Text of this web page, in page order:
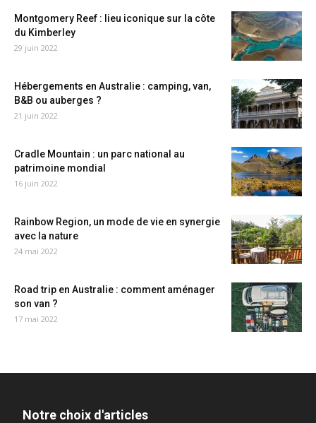
Montgomery Reef : lieu iconique sur la côte
du Kimberley
29 juin 2022
Hébergements en Australie : camping, van,
B&B ou auberges ?
21 juin 2022
Cradle Mountain : un parc national au
patrimoine mondial
16 juin 2022
Rainbow Region, un mode de vie en synergie
avec la nature
24 mai 2022
Road trip en Australie : comment aménager
son van ?
17 mai 2022
Notre choix d'articles